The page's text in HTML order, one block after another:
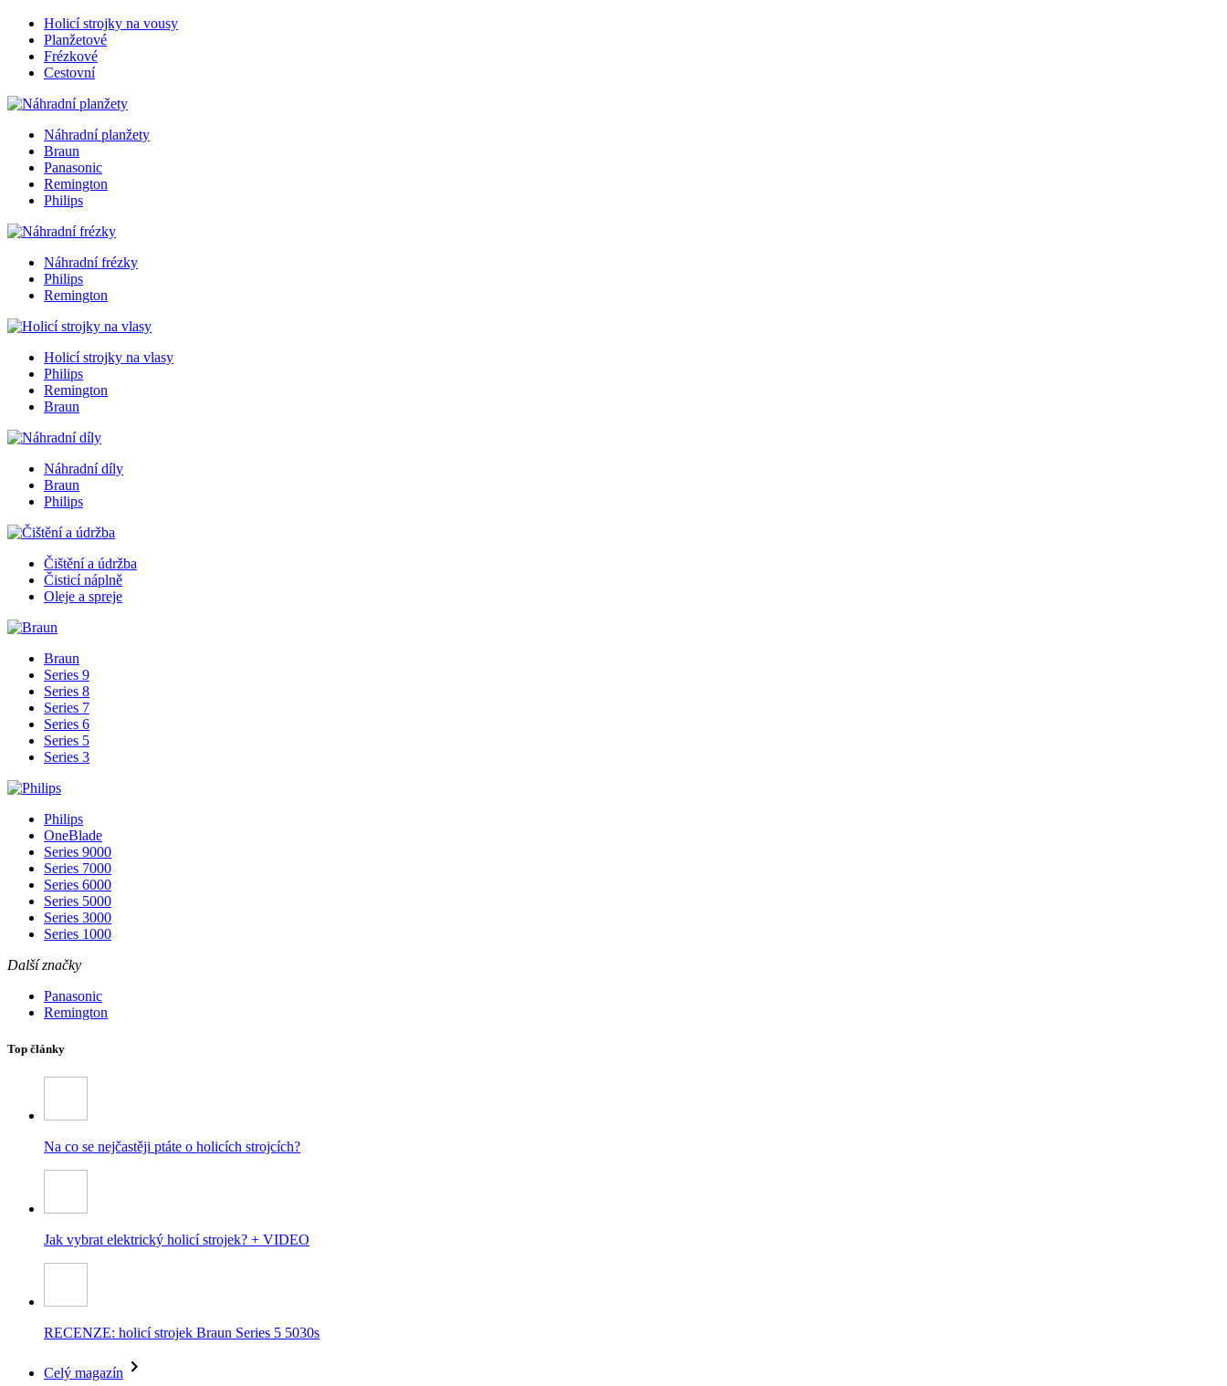
Holicí strojky na vousy
Planžetové
Frézkové
Cestovní
Náhradní planžety
Braun
Panasonic
Remington
Philips
Náhradní frézky
Philips
Remington
Holicí strojky na vlasy
Philips
Remington
Braun
Náhradní díly
Braun
Philips
Čištění a údržba
Čisticí náplně
Oleje a spreje
Braun
Series 9
Series 8
Series 7
Series 6
Series 5
Series 3
Philips
OneBlade
Series 9000
Series 7000
Series 6000
Series 5000
Series 3000
Series 1000
Další značky
Panasonic
Remington
Top články
Na co se nejčastěji ptáte o holicích strojcích?
Jak vybrat elektrický holicí strojek? + VIDEO
RECENZE: holicí strojek Braun Series 5 5030s
Celý magazín